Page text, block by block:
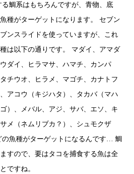
鯛系はもちろんですが、青物、底
種がターゲットになります。 セブン
ンスライドを使っていますが、これ
は以下の通りです。 マダイ、アマダ
ダイ、ヒラマサ、ハマチ、カンパ
チウオ、ヒラメ、マゴチ、カナトフ
アコウ（キジハタ）、タカバ（マハ
）、メバル、アジ、サバ、エソ、キ
メ（ネムリブカ？）、シュモクザ
魚種がターゲットになるんです… 鯛
すので、要はタコを捕食する魚は全
ですね。